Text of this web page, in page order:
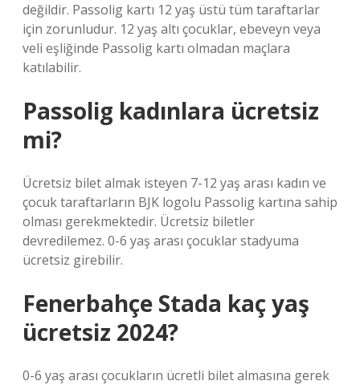
değildir. Passolig kartı 12 yaş üstü tüm taraftarlar
için zorunludur. 12 yaş altı çocuklar, ebeveyn veya
veli eşliğinde Passolig kartı olmadan maçlara
katılabilir.
Passolig kadınlara ücretsiz
mi?
Ücretsiz bilet almak isteyen 7-12 yaş arası kadın ve
çocuk taraftarların BJK logolu Passolig kartına sahip
olması gerekmektedir. Ücretsiz biletler
devredilemez. 0-6 yaş arası çocuklar stadyuma
ücretsiz girebilir.
Fenerbahçe Stada kaç yaş
ücretsiz 2024?
0-6 yaş arası çocukların ücretli bilet almasına gerek